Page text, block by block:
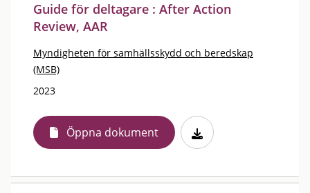
Guide för deltagare : After Action
Review, AAR
Myndigheten för samhällsskydd och beredskap
(MSB)
2023
Öppna dokument